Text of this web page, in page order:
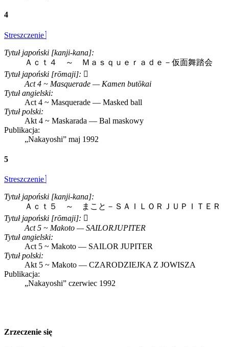
4
Streszczenie
Tytuł japoński [kanji-kana]:
Ａｃｔ４ ～ Ｍａｓｑｕｅｒａｄｅ－仮面舞踏会
Tytuł japoński [rōmaji]:
Act 4 ~ Masquerade — Kamen butōkai
Tytuł angielski:
Act 4 ~ Masquerade — Masked ball
Tytuł polski:
Akt 4 ~ Maskarada — Bal maskowy
Publikacja:
„Nakayoshi” maj 1992
5
Streszczenie
Tytuł japoński [kanji-kana]:
Ａｃｔ５ ～ まこと－ＳＡＩＬＯＲＪＵＰＩＴＥＲ
Tytuł japoński [rōmaji]:
Act 5 ~ Makoto — SAILORJUPITER
Tytuł angielski:
Act 5 ~ Makoto — SAILOR JUPITER
Tytuł polski:
Akt 5 ~ Makoto — CZARODZIEJKA Z JOWISZA
Publikacja:
„Nakayoshi” czerwiec 1992
Zrzeczenie się